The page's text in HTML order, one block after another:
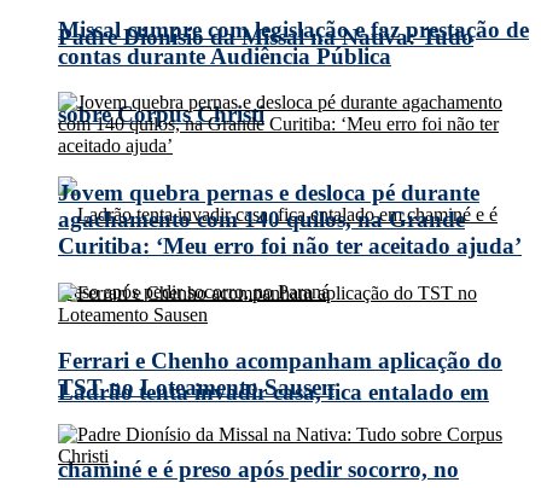
Padre Dionísio da Missal na Nativa: Tudo
sobre Corpus Christi
Ladrão tenta invadir casa, fica entalado em
chaminé e é preso após pedir socorro, no
Missal cumpre com legislação e faz prestação de
contas durante Audiência Pública
Jovem quebra pernas e desloca pé durante
agachamento com 140 quilos, na Grande
Curitiba: ‘Meu erro foi não ter aceitado ajuda’
Ferrari e Chenho acompanham aplicação do
TST no Loteamento Sausen